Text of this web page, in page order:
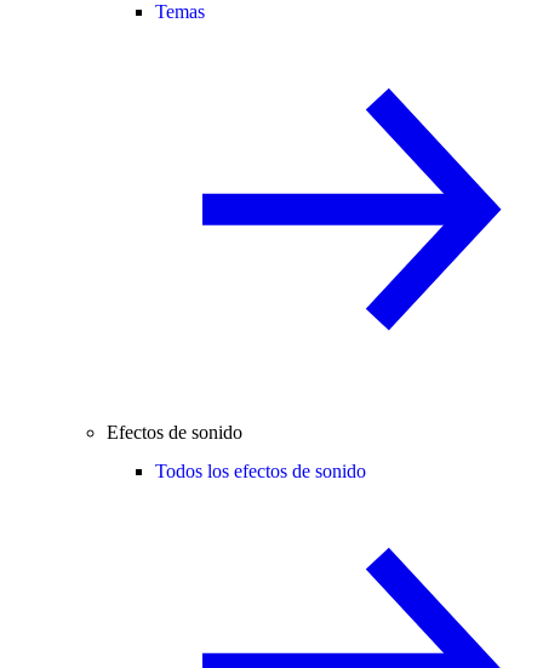
Temas
Efectos de sonido
Todos los efectos de sonido